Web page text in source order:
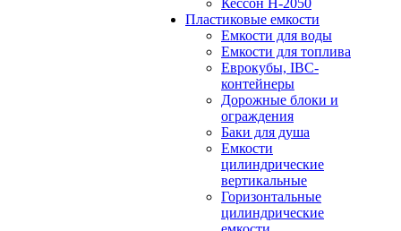
Кессон H-2050
Пластиковые емкости
Емкости для воды
Емкости для топлива
Еврокубы, IBC-
контейнеры
Дорожные блоки и
ограждения
Баки для душа
Емкости
цилиндрические
вертикальные
Горизонтальные
цилиндрические